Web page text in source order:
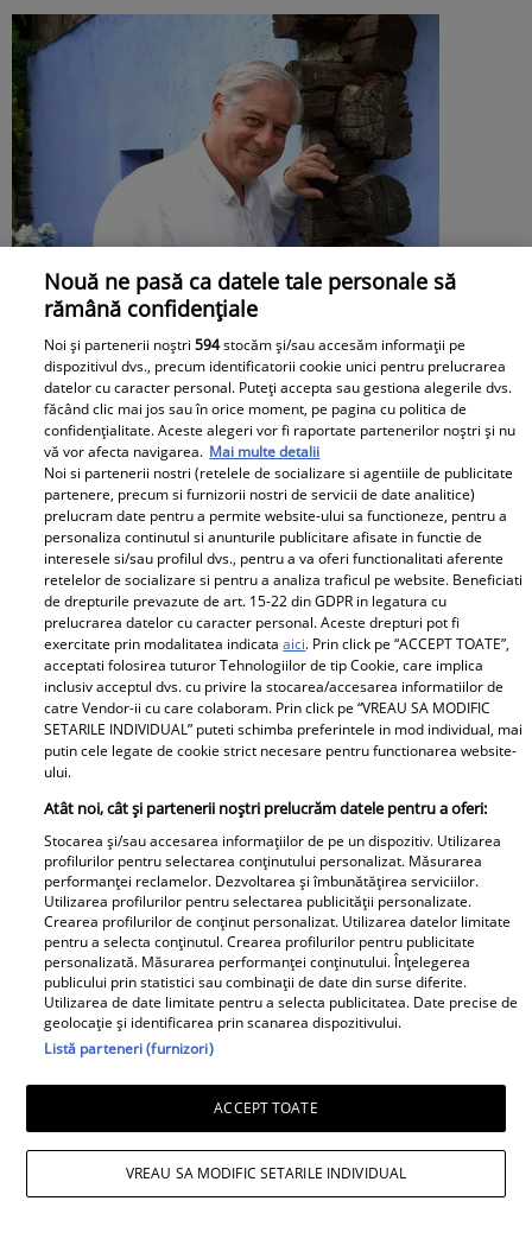
Cu ce se ocupă, de fapt, Alexandre
Eram. Soțul Andreei Esca a transformat
complet o localitate din România
fost devastat. Cum au lăsat turiștii
locuința: „Unii oameni nu au educație,
bun simț și respect față de nimic”
Nouă ne pasă ca datele tale personale să
rămână confidențiale
Noi și partenerii noștri594stocăm și/sau accesăm informații pe
dispozitivul dvs., precum identificatorii cookie unici pentru prelucrarea
datelor cu caracter personal. Puteți accepta sau gestiona alegerile dvs.
făcând clic mai jos sau în orice moment, pe pagina cu politica de
confidențialitate. Aceste alegeri vor fi raportate partenerilor noștri și nu
vă vor afecta navigarea. Mai multe detalii
Noi si partenerii nostri (retelele de socializare si agentiile de publicitate
partenere, precum si furnizorii nostri de servicii de date analitice)
prelucram date pentru a permite website-ului sa functioneze, pentru a
personaliza continutul si anunturile publicitare afisate in functie de
interesele si/sau profilul dvs., pentru a va oferi functionalitati aferente
retelelor de socializare si pentru a analiza traficul pe website. Beneficiati
de drepturile prevazute de art. 15-22 din GDPR in legatura cu
prelucrarea datelor cu caracter personal. Aceste drepturi pot fi
exercitate prin modalitatea indicataaici. Prin click pe “ACCEPT TOATE”,
acceptati folosirea tuturor Tehnologiilor de tip Cookie, care implica
inclusiv acceptul dvs. cu privire la stocarea/accesarea informatiilor de
catre Vendor-ii cu care colaboram. Prin click pe “VREAU SA MODIFIC
SETARILE INDIVIDUAL” puteti schimba preferintele in mod individual, mai
putin cele legate de cookie strict necesare pentru functionarea website-
ului.
Atât noi, cât și partenerii noștri prelucrăm datele pentru a oferi:
Stocarea și/sau accesarea informațiilor de pe un dispozitiv. Utilizarea
profilurilor pentru selectarea conținutului personalizat. Măsurarea
performanței reclamelor. Dezvoltarea și îmbunătățirea serviciilor.
Utilizarea profilurilor pentru selectarea publicității personalizate.
Crearea profilurilor de conținut personalizat. Utilizarea datelor limitate
pentru a selecta conținutul. Crearea profilurilor pentru publicitate
personalizată. Măsurarea performanței conținutului. Înțelegerea
publicului prin statistici sau combinații de date din surse diferite.
Utilizarea de date limitate pentru a selecta publicitatea. Date precise de
geolocație și identificarea prin scanarea dispozitivului.
Listă parteneri (furnizori)
ACCEPT TOATE
VREAU SA MODIFIC SETARILE INDIVIDUAL